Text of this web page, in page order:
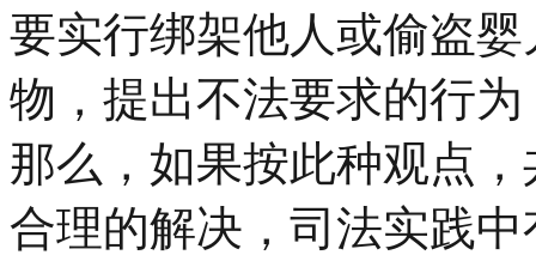
要实行绑架他人或偷盗
物，提出不法要求的行
那么，如果按此种观点
合理的解决，司法实践